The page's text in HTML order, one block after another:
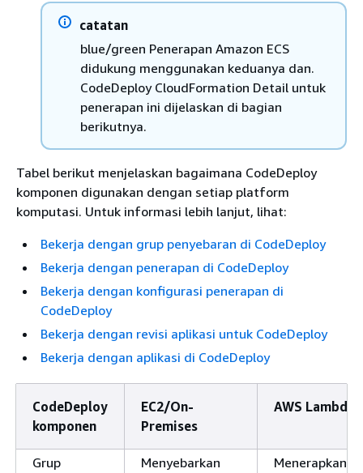
catatan
blue/green Penerapan Amazon ECS
didukung menggunakan keduanya dan.
CodeDeploy CloudFormation Detail untuk
penerapan ini dijelaskan di bagian
berikutnya.
Tabel berikut menjelaskan bagaimana CodeDeploy
komponen digunakan dengan setiap platform
komputasi. Untuk informasi lebih lanjut, lihat:
Bekerja dengan grup penyebaran di CodeDeploy
Bekerja dengan penerapan di CodeDeploy
Bekerja dengan konfigurasi penerapan di
CodeDeploy
Bekerja dengan revisi aplikasi untuk CodeDeploy
Bekerja dengan aplikasi di CodeDeploy
CodeDeploy
komponen
EC2/On-
Premises
AWS Lambda
Grup
Menyebarkan
Menerapkan